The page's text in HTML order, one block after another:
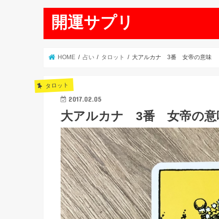
開運サプリ
HOME 占い タロット 大アルカナ 3番 女帝の意味
タロット
2017.02.05
大アルカナ 3番 女帝の意